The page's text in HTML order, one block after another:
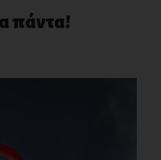
πάντα!